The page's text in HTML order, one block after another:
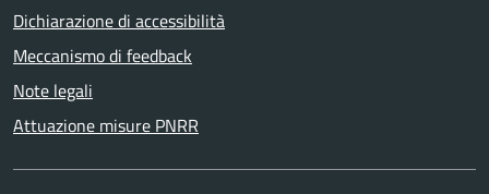
Dichiarazione di accessibilità
Meccanismo di feedback
Note legali
Attuazione misure PNRR